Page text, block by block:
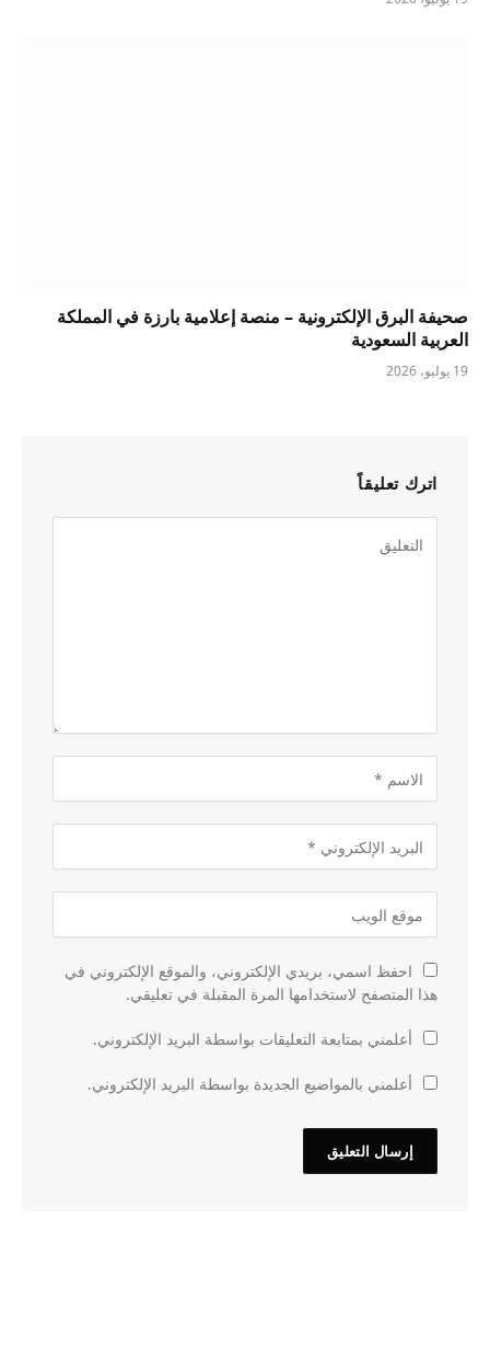
صحيفة البرق الإلكترونية – منصة إعلامية بارزة في المملكة
العربية السعودية
19 يوليو، 2026
اترك تعليقاً
احفظ اسمي، بريدي الإلكتروني، والموقع الإلكتروني في
هذا المتصفح لاستخدامها المرة المقبلة في تعليقي.
أعلمني بمتابعة التعليقات بواسطة البريد الإلكتروني.
أعلمني بالمواضيع الجديدة بواسطة البريد الإلكتروني.